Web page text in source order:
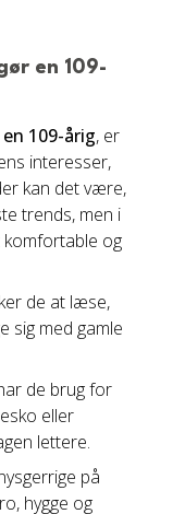
en 109-
109-årig, er
interesser,
kan det være,
trends, men i
og
de at læse,
sig med gamle
de brug for
eller
lettere.
på
hygge og